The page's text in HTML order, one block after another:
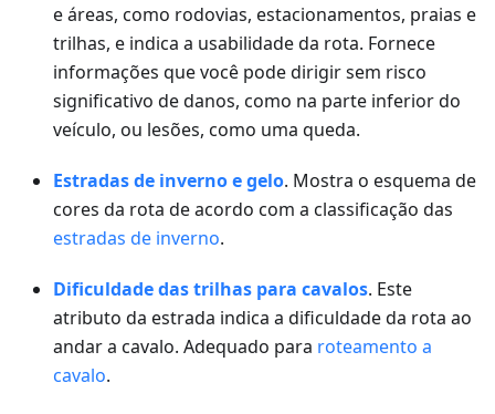
e áreas, como rodovias, estacionamentos, praias e
trilhas, e indica a usabilidade da rota. Fornece
informações que você pode dirigir sem risco
significativo de danos, como na parte inferior do
veículo, ou lesões, como uma queda.
Estradas de inverno e gelo. Mostra o esquema de
cores da rota de acordo com a classificação das
estradas de inverno.
Dificuldade das trilhas para cavalos. Este
atributo da estrada indica a dificuldade da rota ao
andar a cavalo. Adequado para roteamento a
cavalo.